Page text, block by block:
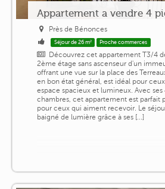
Appartement a vendre 4
Près de Bénonces
Séjour de 26 m² Proche commerces
Découvrez cet appartement T3/4
2ème étage sans ascenseur d'un
offrant une vue sur la place des
en bon état général, est idéal pour
espace spacieux et lumineux. Avec
chambres, cet appartement est parfait
pour ceux qui aiment recevoir. Le
baigné de lumière grâce à ses [...]